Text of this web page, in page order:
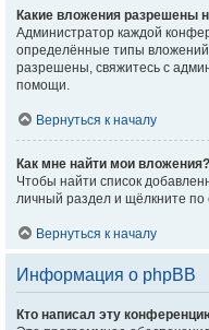
Какие вложения разрешены
Администратор каждой
определённые типы
разрешены, свяжитесь с
помощи.
Вернуться к началу
Как мне найти мои вложения?
Чтобы найти список
личный раздел и щёлкните
Вернуться к началу
Информация о phpBB
Кто написал эту